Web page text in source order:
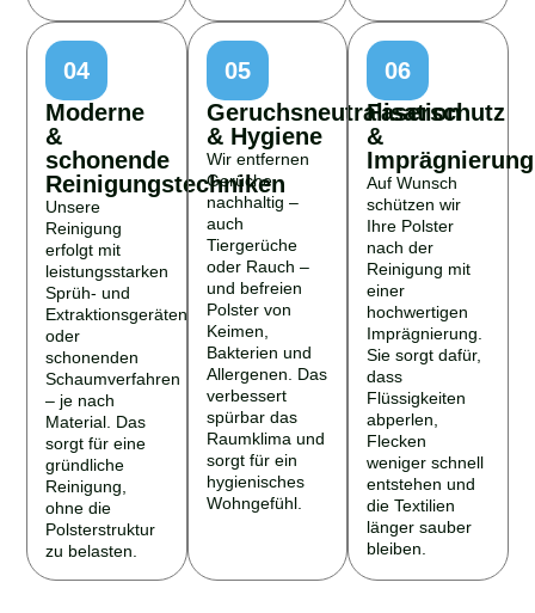
04
Moderne
&
schonende
Reinigungstechniken
Unsere
Reinigung
erfolgt mit
leistungsstarken
Sprüh- und
Extraktionsgeräten
oder
schonenden
Schaumverfahren
– je nach
Material. Das
sorgt für eine
gründliche
Reinigung,
ohne die
Polsterstruktur
zu belasten.
05
Geruchsneutralisation
& Hygiene
Wir entfernen
Gerüche
nachhaltig –
auch
Tiergerüche
oder Rauch –
und befreien
Polster von
Keimen,
Bakterien und
Allergenen. Das
verbessert
spürbar das
Raumklima und
sorgt für ein
hygienisches
Wohngefühl.
06
Faserschutz
&
Imprägnierung
Auf Wunsch
schützen wir
Ihre Polster
nach der
Reinigung mit
einer
hochwertigen
Imprägnierung.
Sie sorgt dafür,
dass
Flüssigkeiten
abperlen,
Flecken
weniger schnell
entstehen und
die Textilien
länger sauber
bleiben.